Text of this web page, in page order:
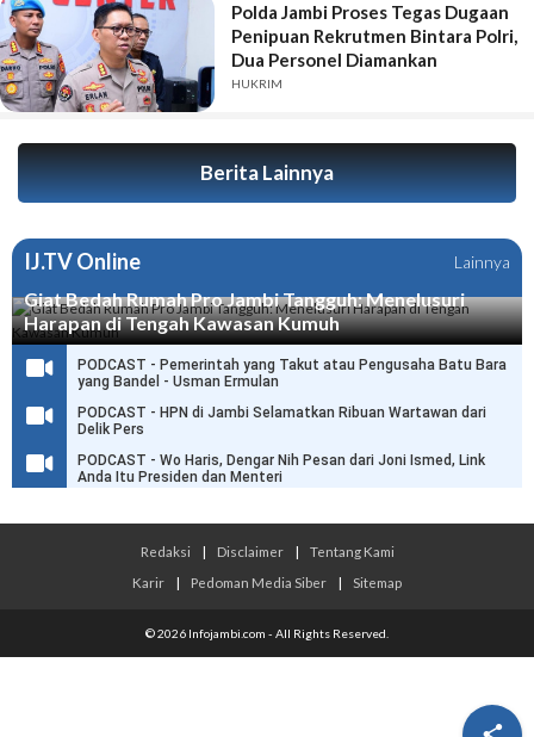
Polda Jambi Proses Tegas Dugaan
Penipuan Rekrutmen Bintara Polri,
Dua Personel Diamankan
HUKRIM
Berita Lainnya
IJ.TV Online Lainnya
Giat Bedah Rumah Pro Jambi Tangguh: Menelusuri
Harapan di Tengah Kawasan Kumuh
PODCAST - Pemerintah yang Takut atau Pengusaha Batu Bara
yang Bandel - Usman Ermulan
PODCAST - HPN di Jambi Selamatkan Ribuan Wartawan dari
Delik Pers
PODCAST - Wo Haris, Dengar Nih Pesan dari Joni Ismed, Link
Anda Itu Presiden dan Menteri
Redaksi | Disclaimer |
Tentang Kami
Karir
| Pedoman Media Siber | Sitemap
© 2026 Infojambi.com - All Rights Reserved.